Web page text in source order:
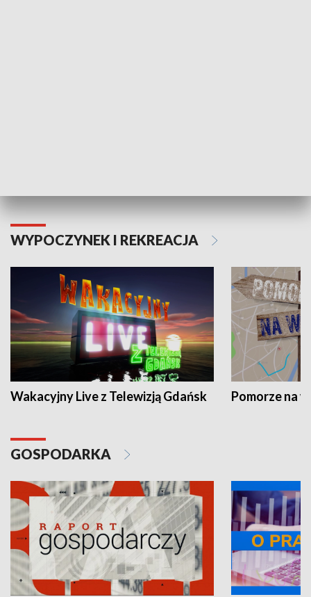
WYPOCZYNEK I REKREACJA
Wakacyjny Live z Telewizją Gdańsk Pomorze na
GOSPODARKA